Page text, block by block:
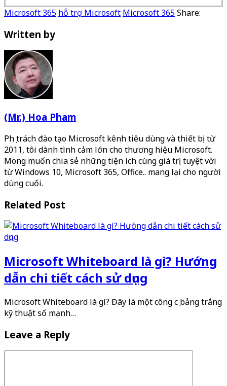
Microsoft 365 hỗ trợ Microsoft Microsoft 365Share:
Written by
(Mr.) Hoa Pham
Phụ trách đào tạo Microsoft kênh tiêu dùng và thiết bị từ
2011, tôi dành tình cảm lớn cho thương hiệu Microsoft.
Mong muốn chia sẻ những tiện ích cùng giá trị tuyệt vời
từ Windows 10, Microsoft 365, Office.. mang lại cho người
dùng cuối.
Related Post
Microsoft Whiteboard là gì? Hướng
dẫn chi tiết cách sử dụng
Microsoft Whiteboard là gì? Đây là một công cụ bảng trắng
kỹ thuật số mạnh…
Leave a Reply